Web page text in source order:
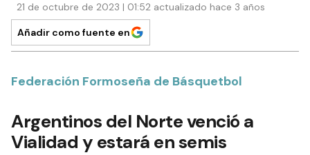
21 de octubre de 2023 | 01:52 actualizado hace 3 años
Añadir como fuente en
Federación Formoseña de Básquetbol
Argentinos del Norte venció a
Vialidad y estará en semis